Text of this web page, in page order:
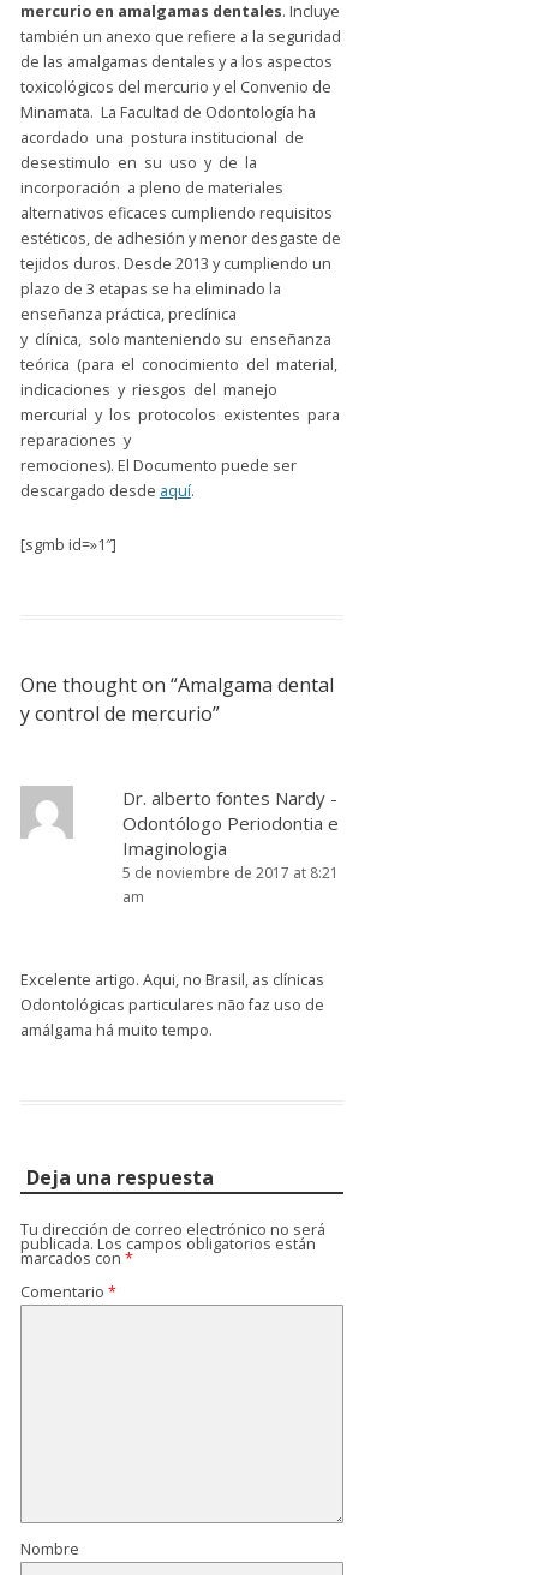
mercurio en amalgamas dentales. Incluye
también un anexo que refiere a la seguridad
de las amalgamas dentales y a los aspectos
toxicológicos del mercurio y el Convenio de
Minamata. La Facultad de Odontología ha
acordado una postura institucional de
desestimulo en su uso y de la
incorporación a pleno de materiales
alternativos eficaces cumpliendo requisitos
estéticos, de adhesión y menor desgaste de
tejidos duros. Desde 2013 y cumpliendo un
plazo de 3 etapas se ha eliminado la
enseñanza práctica, preclínica
y clínica, solo manteniendo su enseñanza
teórica (para el conocimiento del material,
indicaciones y riesgos del manejo
mercurial y los protocolos existentes para
reparaciones y
remociones). El Documento puede ser
descargado desde aquí.
[sgmb id=»1″]
One thought on “Amalgama dental
y control de mercurio”
Dr. alberto fontes Nardy -
Odontólogo Periodontia e
Imaginologia
5 de noviembre de 2017 at 8:21
am
Excelente artigo. Aqui, no Brasil, as clínicas
Odontológicas particulares não faz uso de
amálgama há muito tempo.
Deja una respuesta
Tu dirección de correo electrónico no será
publicada. Los campos obligatorios están
marcados con *
Comentario *
Nombre